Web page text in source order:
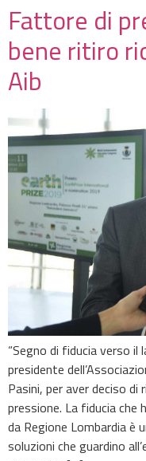
Fattore di
bene ritiro
Aib
“Segno di fiducia verso il
presidente
Pasini, per aver deciso
pressione. La fiducia
da Regione Lombardia è
soluzioni che guardino